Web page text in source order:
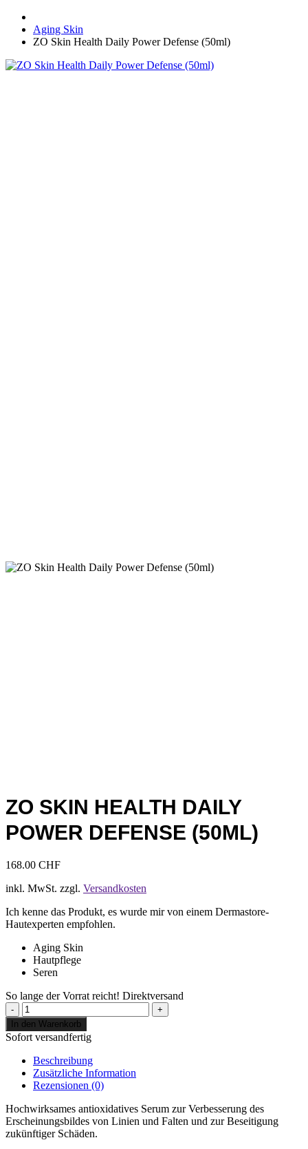
Aging Skin
ZO Skin Health Daily Power Defense (50ml)
ZO SKIN HEALTH DAILY
POWER DEFENSE (50ML)
168.00 CHF
inkl. MwSt. zzgl. Versandkosten
Ich kenne das Produkt, es wurde mir von einem Dermastore-
Hautexperten empfohlen.
Aging Skin
Hautpflege
Seren
So lange der Vorrat reicht! Direktversand
ZO
Skin
Health
Daily
Power
Defense
(50ml)
Menge
In den Warenkorb
Sofort versandfertig
Beschreibung
Zusätzliche Information
Rezensionen (0)
Hochwirksames antioxidatives Serum zur Verbesserung des
Erscheinungsbildes von Linien und Falten und zur Beseitigung
zukünftiger Schäden.